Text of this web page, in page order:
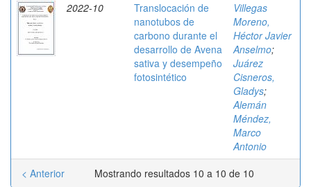
2022-10
Translocación de
nanotubos de
carbono durante el
desarrollo de Avena
sativa y desempeño
fotosintético
Villegas
Moreno,
Héctor Javier
Anselmo;
Juárez
Cisneros,
Gladys;
Alemán
Méndez,
Marco
Antonio
Mostrando resultados 10 a 10 de 10
< Anterior